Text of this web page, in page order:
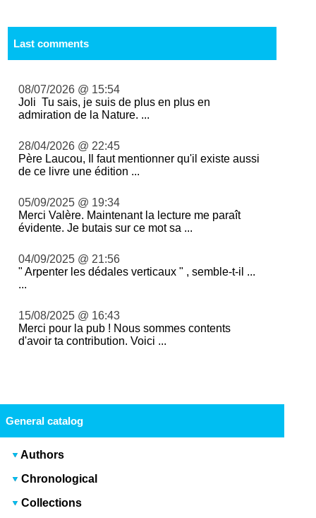
Last comments
08/07/2026 @ 15:54
Joli Tu sais, je suis de plus en plus en
admiration de la Nature. ...
28/04/2026 @ 22:45
Père Laucou, Il faut mentionner qu'il existe aussi
de ce livre une édition ...
05/09/2025 @ 19:34
Merci Valère. Maintenant la lecture me paraît
évidente. Je butais sur ce mot sa ...
04/09/2025 @ 21:56
" Arpenter les dédales verticaux " , semble-t-il ...
...
15/08/2025 @ 16:43
Merci pour la pub ! Nous sommes contents
d'avoir ta contribution. Voici ...
General catalog
Authors
Chronological
Collections